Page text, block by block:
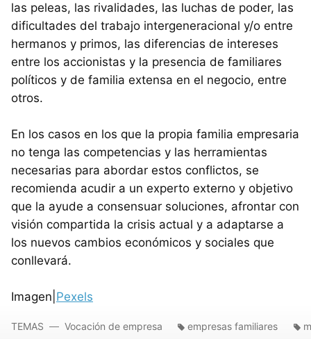
las peleas, las rivalidades, las luchas de poder, las
dificultades del trabajo intergeneracional y/o entre
hermanos y primos, las diferencias de intereses
entre los accionistas y la presencia de familiares
políticos y de familia extensa en el negocio, entre
otros.
En los casos en los que la propia familia empresaria
no tenga las competencias y las herramientas
necesarias para abordar estos conflictos, se
recomienda acudir a un experto externo y objetivo
que la ayude a consensuar soluciones, afrontar con
visión compartida la crisis actual y a adaptarse a
los nuevos cambios económicos y sociales que
conllevará.
Imagen| Pexels
TEMAS Vocación de empresa empresas familiares